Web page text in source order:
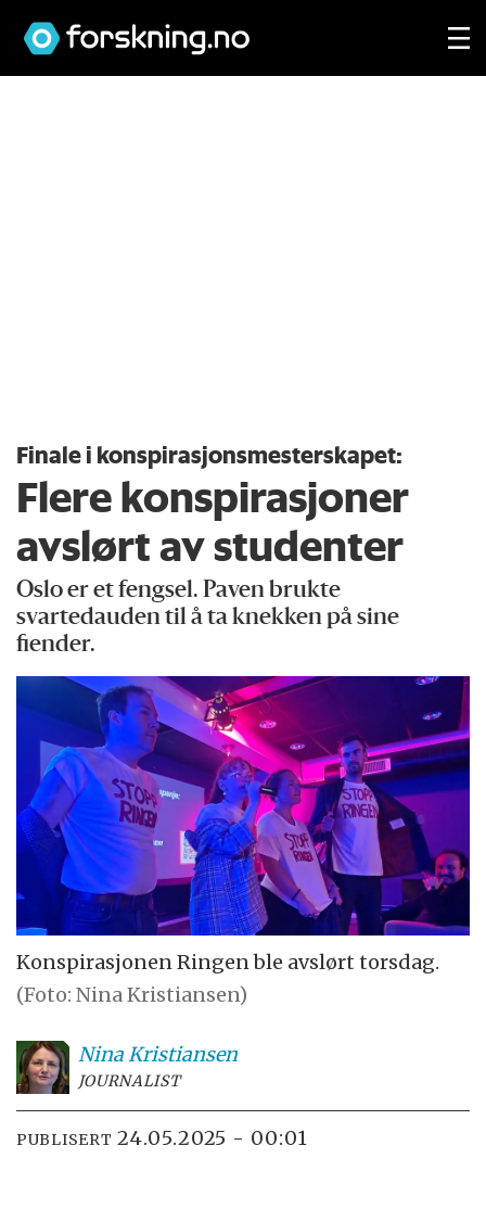
Finale i konspirasjons­mesterskapet:
Flere konspirasjoner
avslørt av studenter
Oslo er et fengsel. Paven brukte
svartedauden til å ta knekken på sine
fiender.
Konspirasjonen Ringen ble avslørt torsdag.
(Foto: Nina Kristiansen)
Nina Kristiansen
JOURNALIST
PUBLISERT 24.05.2025 - 00:01